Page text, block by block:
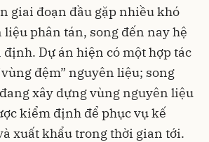
giai đoạn đầu gặp nhiều khó
phân tán, song đến nay hệ
Dự án hiện có một hợp tác
đệm” nguyên liệu; song
xây dựng vùng nguyên liệu
kiểm định để phục vụ kế
xuất khẩu trong thời gian tới.